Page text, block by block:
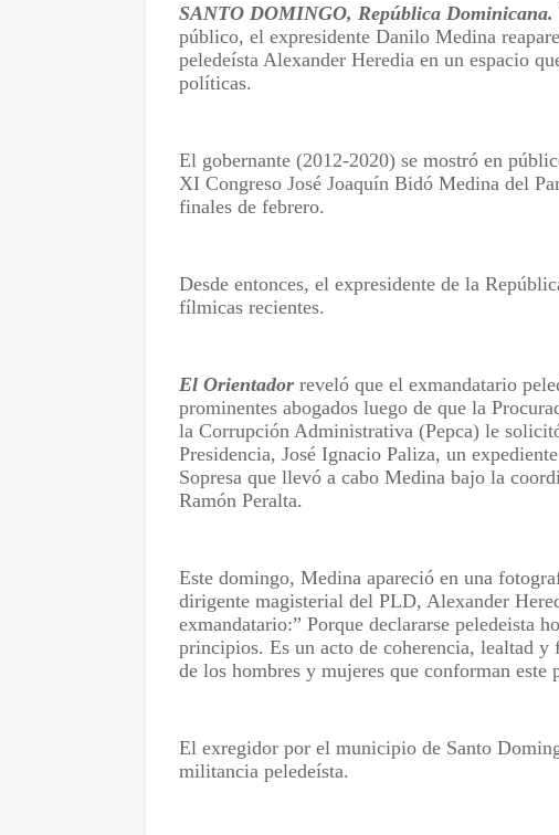
SANTO DOMINGO, República Dominicana.
público, el expresidente Danilo Medina
peledeísta Alexander Heredia en un espacio
políticas.
El gobernante (2012-2020) se mostró en
XI Congreso José Joaquín Bidó Medina del
finales de febrero.
Desde entonces, el expresidente de la
fílmicas recientes.
El Orientador reveló que el exmandatario
prominentes abogados luego de que la
la Corrupción Administrativa (Pepca) le
Presidencia, José Ignacio Paliza, un
Sopresa que llevó a cabo Medina bajo la
Ramón Peralta.
Este domingo, Medina apareció en una
dirigente magisterial del PLD, Alexander
exmandatario:” Porque declararse peledeista
principios. Es un acto de coherencia, lealtad
de los hombres y mujeres que conforman este
El exregidor por el municipio de Santo
militancia peledeísta.